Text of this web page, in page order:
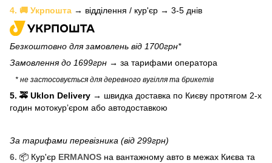
4. 🚚 Укрпошта → відділення / кур'єр → 3-5 днів
Безкоштовно для замовлень від 1700грн*
Замовлення до 1699грн → за тарифами оператора
* не застосовується для деревного вугілля та брикетів
5. 🚕 Uklon Delivery → швидка доставка по Києву протягом 2-х
годин мотокурʼєром або автодоставкою
За тарифами перевізника (від 299грн)
6. 📦 Кур'єр ERMANOS на вантажному авто в межах Києва та